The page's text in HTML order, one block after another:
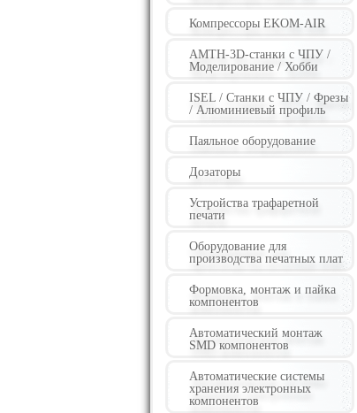
Компрессоры EKOM-AIR
AMTH-3D-станки с ЧПУ /
Моделирование / Хобби
ISEL / Станки с ЧПУ / Фрезы
/ Алюминиевый профиль
Паяльное оборудование
Дозаторы
Устройства трафаретной
печати
Оборудование для
производства печатных плат
Формовка, монтаж и пайка
компонентов
Автоматический монтаж
SMD компонентов
Автоматические системы
хранения электронных
компонентов